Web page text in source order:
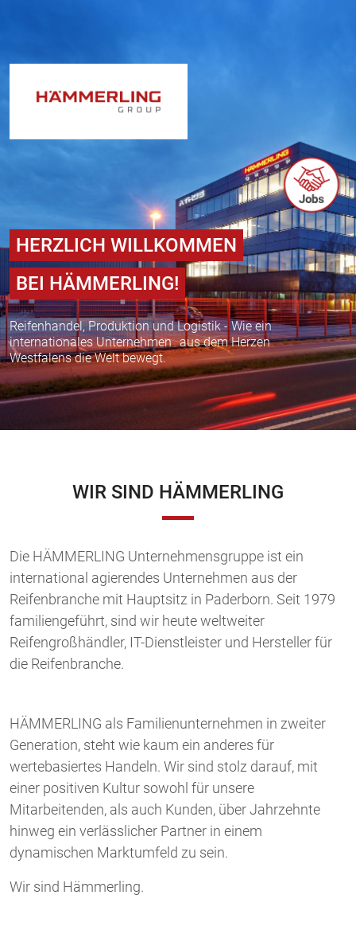
HERZLICH WILLKOMMEN
BEI HÄMMERLING!
Reifenhandel, Produktion und Logistik - Wie ein
internationales Unternehmen aus dem Herzen
Westfalens die Welt bewegt.
WIR SIND HÄMMERLING
Die HÄMMERLING Unternehmensgruppe ist ein
international agierendes Unternehmen aus der
Reifenbranche mit Hauptsitz in Paderborn. Seit 1979
familiengeführt, sind wir heute weltweiter
Reifengroßhändler, IT-Dienstleister und Hersteller für
die Reifenbranche.
HÄMMERLING als Familienunternehmen in zweiter
Generation, steht wie kaum ein anderes für
wertebasiertes Handeln. Wir sind stolz darauf, mit
einer positiven Kultur sowohl für unsere
Mitarbeitenden, als auch Kunden, über Jahrzehnte
hinweg ein verlässlicher Partner in einem
dynamischen Marktumfeld zu sein.
Wir sind Hämmerling.